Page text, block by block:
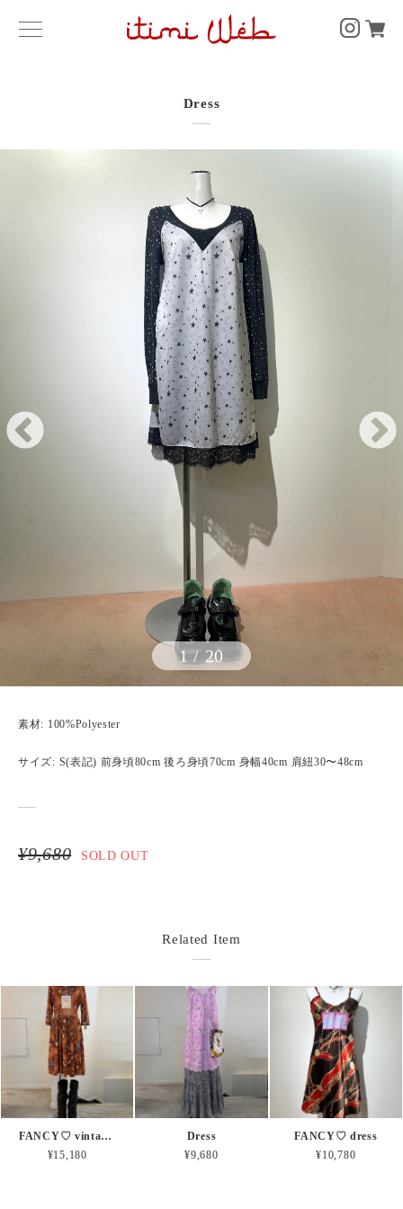
Dress
1 / 20
素材: 100%Polyester
サイズ: S(表記) 前身頃80cm 後ろ身頃70cm 身幅40cm 肩紐30〜48cm
¥9,680 SOLD OUT
Related Item
FANCY♡ vintage dress
¥15,180
Dress
¥9,680
FANCY♡ dress
¥10,780